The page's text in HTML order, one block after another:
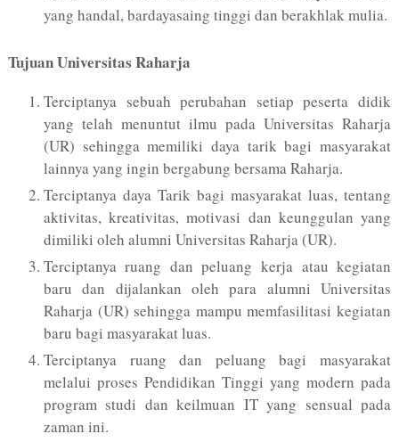
yang handal, bardayasaing tinggi dan berakhlak mulia.
Tujuan Universitas Raharja
Terciptanya sebuah perubahan setiap peserta didik
yang telah menuntut ilmu pada Universitas Raharja
(UR) sehingga memiliki daya tarik bagi masyarakat
lainnya yang ingin bergabung bersama Raharja.
Terciptanya daya Tarik bagi masyarakat luas, tentang
aktivitas, kreativitas, motivasi dan keunggulan yang
dimiliki oleh alumni Universitas Raharja (UR).
Terciptanya ruang dan peluang kerja atau kegiatan
baru dan dijalankan oleh para alumni Universitas
Raharja (UR) sehingga mampu memfasilitasi kegiatan
baru bagi masyarakat luas.
Terciptanya ruang dan peluang bagi masyarakat
melalui proses Pendidikan Tinggi yang modern pada
program studi dan keilmuan IT yang sensual pada
zaman ini.